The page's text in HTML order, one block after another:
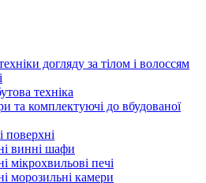
догляду за тілом і волоссям
техніка
та комплектуючі до вбудованої
поверхні
винні шафи
мікрохвильові печі
морозильні камери